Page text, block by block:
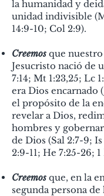
la humanidad y
unidad indivisible
14:9-10; Col 2:9).
Creemos que
Jesucristo nació de
7:14; Mt 1:23,25; Lc
era Dios encarnado
el propósito de la
revelar a Dios,
hombres y
de Dios (Sal 2:7-9;
2:9-11; He 7:25-26; 1
Creemos que, en la
segunda persona